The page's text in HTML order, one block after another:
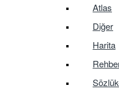
Atlas
Diğer
Harita